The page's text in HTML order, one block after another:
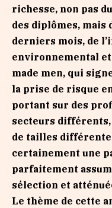
richesse, non pas
des diplômes, mais
derniers mois, de
environnemental
made men, qui
la prise de risque
portant sur des
secteurs différents,
de tailles
certainement une
parfaitement
sélection et
Le thème de cette